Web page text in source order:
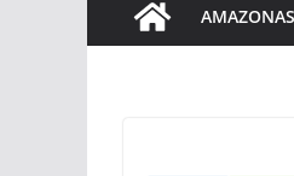
AMAZONAS